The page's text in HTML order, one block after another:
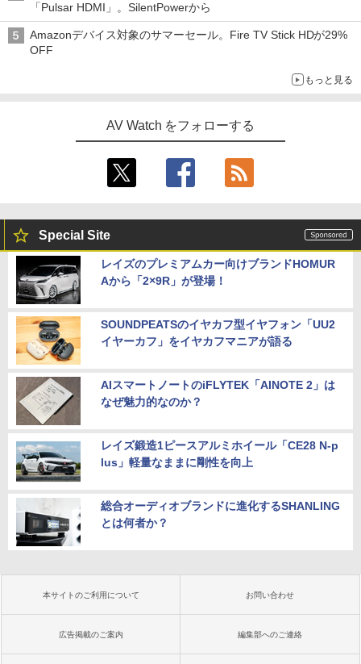
「Pulsar HDMI」。SilentPowerから
Amazonデバイス対象のサマーセール。Fire TV Stick HDが29%
OFF
もっと見る
AV Watch をフォローする
Special Site
レイズのプレミアムカー向けブランドHOMUR
Aから「2×9R」が登場！
SOUNDPEATSのイヤカフ型イヤフォン「UU2
イヤーカフ」をイヤカフマニアが語る
AIスマートノートのiFLYTEK「AINOTE 2」は
なぜ魅力的なのか？
レイズ鍛造1ピースアルミホイール「CE28 N-p
lus」軽量なままに剛性を向上
総合オーディオブランドに進化するSHANLING
とは何者か？
本サイトのご利用について お問い合わせ
広告掲載のご案内 編集部へのご連絡